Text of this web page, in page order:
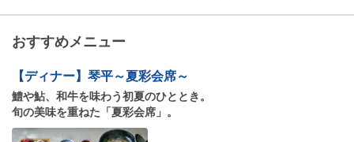
おすすめメニュー
【ディナー】琴平～夏彩会席～
鱧や鮎、和牛を味わう初夏のひととき。
旬の美味を重ねた「夏彩会席」。